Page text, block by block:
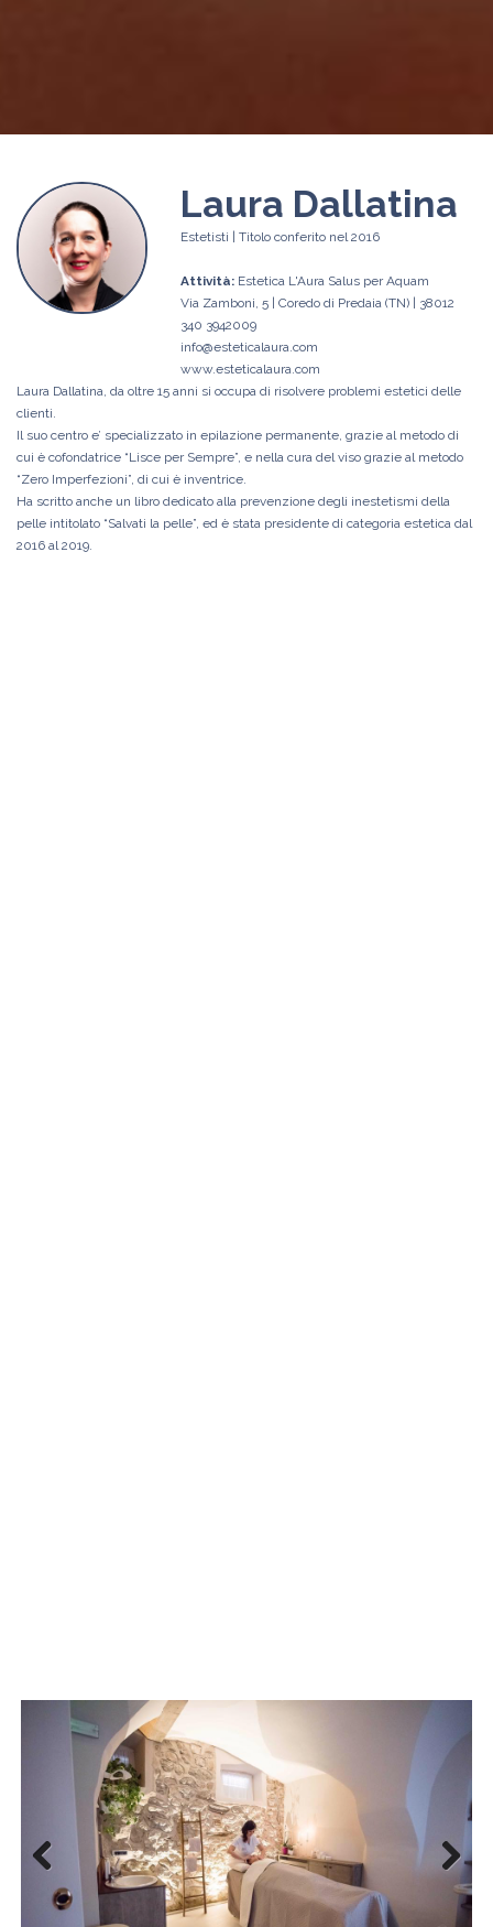
Laura Dallatina
Estetisti | Titolo conferito nel 2016
Attività: Estetica L'Aura Salus per Aquam
Via Zamboni, 5 | Coredo di Predaia (TN) | 38012
340 3942009
info@esteticalaura.com
www.esteticalaura.com
Laura Dallatina, da oltre 15 anni si occupa di risolvere problemi estetici delle
clienti.
Il suo centro e’ specializzato in epilazione permanente, grazie al metodo di
cui è cofondatrice “Lisce per Sempre”, e nella cura del viso grazie al metodo
“Zero Imperfezioni”, di cui è inventrice.
Ha scritto anche un libro dedicato alla prevenzione degli inestetismi della
pelle intitolato “Salvati la pelle”, ed è stata presidente di categoria estetica dal
2016 al 2019.
Previous Next